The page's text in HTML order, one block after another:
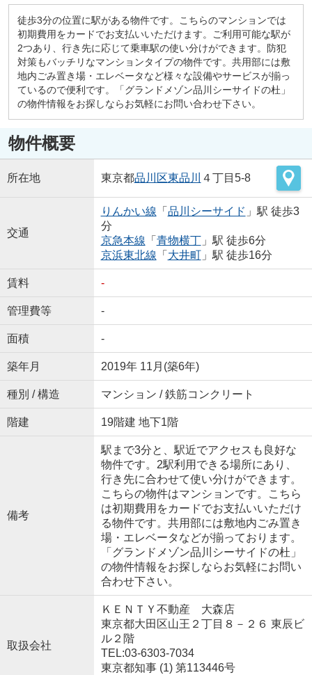
徒歩3分の位置に駅がある物件です。こちらのマンションでは
初期費用をカードでお支払いいただけます。ご利用可能な駅が
2つあり、行き先に応じて乗車駅の使い分けができます。防犯
対策もバッチリなマンションタイプの物件です。共用部には敷
地内ごみ置き場・エレベータなど様々な設備やサービスが揃っ
ているので便利です。「グランドメゾン品川シーサイドの杜」
の物件情報をお探しならお気軽にお問い合わせ下さい。
物件概要
所在地 東京都品川区東品川 ４丁目5-8
交通
りんかい線 「 品川シーサイド 」駅 徒歩3
分
京急本線 「 青物横丁」駅 徒歩6分
京浜東北線 「 大井町」駅 徒歩16分
賃料 -
管理費等 -
面積 -
築年月 2019年 11月(築6年)
種別 / 構造 マンション / 鉄筋コンクリート
階建 19階建 地下1階
備考
駅まで3分と、駅近でアクセスも良好な
物件です。2駅利用できる場所にあり、
行き先に合わせて使い分けができます。
こちらの物件はマンションです。こちら
は初期費用をカードでお支払いいただけ
る物件です。共用部には敷地内ごみ置き
場・エレベータなどが揃っております。
「グランドメゾン品川シーサイドの杜」
の物件情報をお探しならお気軽にお問い
合わせ下さい。
取扱会社
ＫＥＮＴＹ不動産 大森店
東京都大田区山王２丁目８－２６ 東辰ビ
ル２階
TEL:03-6303-7034
東京都知事 (1) 第113446号